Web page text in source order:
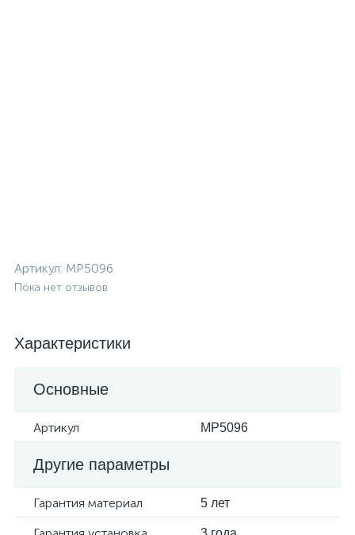
Артикул: MP5096
Пока нет отзывов
Характеристики
Основные
Артикул MP5096
Другие параметры
Гарантия материал 5 лет